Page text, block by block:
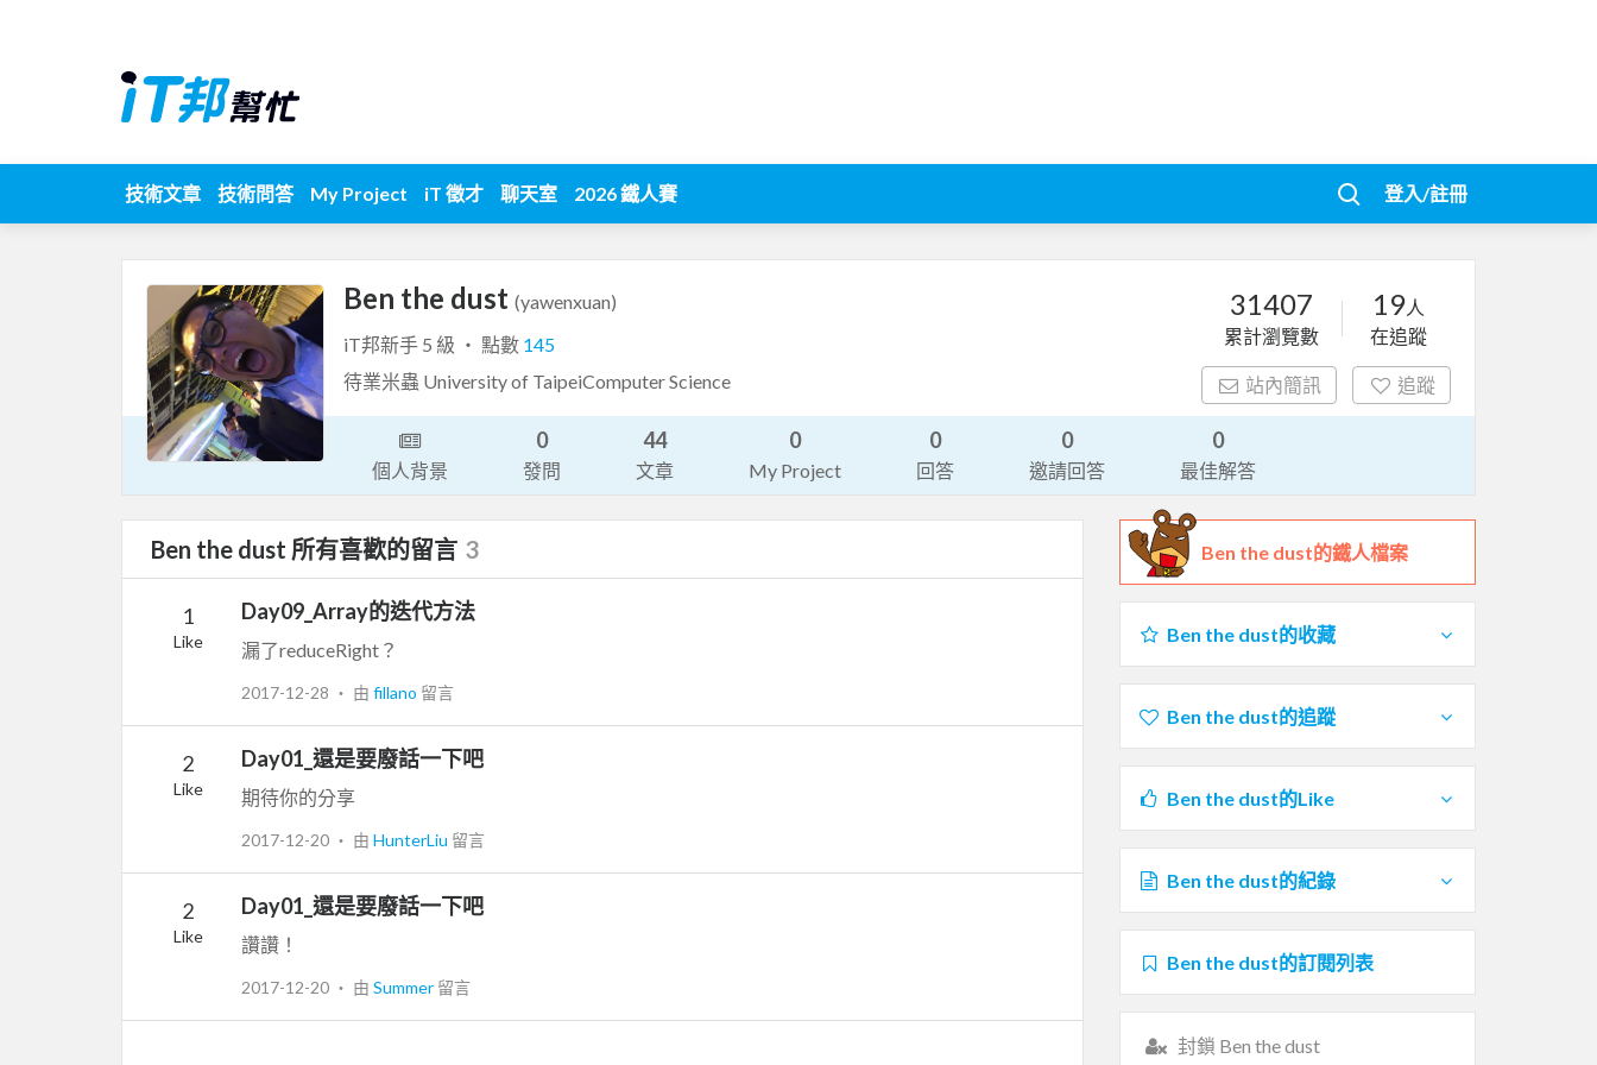
技術文章 技術問答 My Project iT 徵才 聊天室 2026 鐵人賽 登入/註冊
Ben the dust (yawenxuan)
iT邦新手 5 級 ‧ 點數 145
待業米蟲 University of TaipeiComputer Science
31407
累計瀏覽數
19人
在追蹤
站內簡訊 追蹤
個人背景
0
發問
44
文章
0
My Project
0
回答
0
邀請回答
0
最佳解答
Ben the dust 所有喜歡的留言 3
1
Like
Day09_Array的迭代方法
漏了reduceRight？
2017-12-28 ‧ 由 fillano 留言
2
Like
Day01_還是要廢話一下吧
期待你的分享
2017-12-20 ‧ 由 HunterLiu 留言
2
Like
Day01_還是要廢話一下吧
讚讚！
2017-12-20 ‧ 由 Summer 留言
Ben the dust的鐵人檔案
Ben the dust的收藏
Ben the dust的追蹤
Ben the dust的Like
Ben the dust的紀錄
Ben the dust的訂閱列表
封鎖 Ben the dust